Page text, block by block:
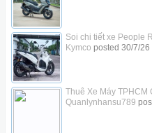
Soi chi tiết xe People
Kymco posted 30/7/26
Thuê Xe Máy TPHCM
Quanlynhansu789